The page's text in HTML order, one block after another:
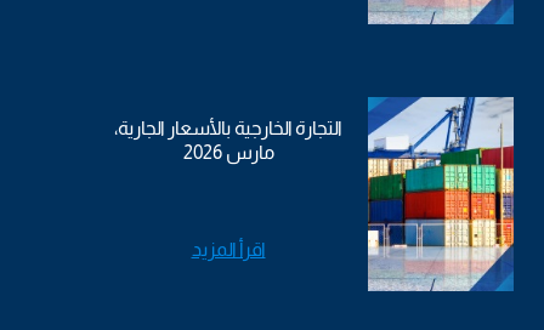
التجارة الخارجية بالأسعار الجارية،
مارس 2026
اقرأ المزيد